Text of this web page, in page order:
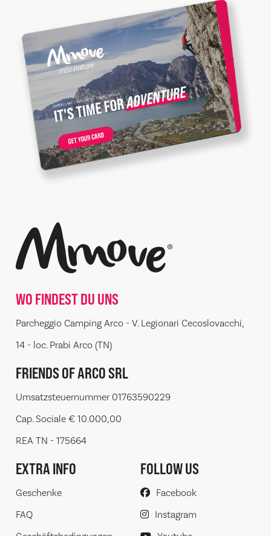
WO FINDEST DU UNS
Parcheggio Camping Arco - V. Legionari Cecoslovacchi,
14 - loc. Prabi Arco (TN)
FRIENDS OF ARCO SRL
Umsatzsteuernummer 01763590229
Cap. Sociale € 10.000,00
REA TN - 175664
EXTRA INFO
Geschenke
FAQ
FOLLOW US
Facebook
Instagram